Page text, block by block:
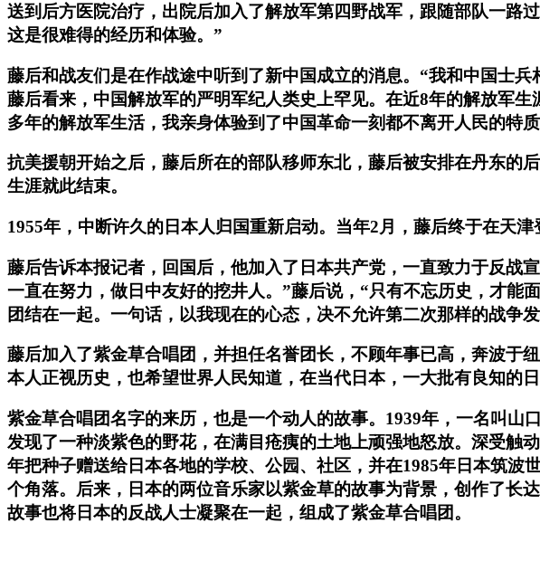
送到后方医院治疗，出院后加入了解放军第四野战军，跟随部队一路
这是很难得的经历和体验。”
藤后和战友们是在作战途中听到了新中国成立的消息。“我和中国士
藤后看来，中国解放军的严明军纪人类史上罕见。在近8年的解放军
多年的解放军生活，我亲身体验到了中国革命一刻都不离开人民的特
抗美援朝开始之后，藤后所在的部队移师东北，藤后被安排在丹东的
生涯就此结束。
1955年，中断许久的日本人归国重新启动。当年2月，藤后终于在天津
藤后告诉本报记者，回国后，他加入了日本共产党，一直致力于反战
一直在努力，做日中友好的挖井人。”藤后说，“只有不忘历史，才
团结在一起。一句话，以我现在的心态，决不允许第二次那样的战争
藤后加入了紫金草合唱团，并担任名誉团长，不顾年事已高，奔波于
本人正视历史，也希望世界人民知道，在当代日本，一大批有良知的
紫金草合唱团名字的来历，也是一个动人的故事。1939年，一名叫
发现了一种淡紫色的野花，在满目疮痍的土地上顽强地怒放。深受触
年把种子赠送给日本各地的学校、公园、社区，并在1985年日本筑
个角落。后来，日本的两位音乐家以紫金草的故事为背景，创作了长
故事也将日本的反战人士凝聚在一起，组成了紫金草合唱团。